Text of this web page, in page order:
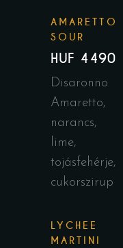
AMARETTO
SOUR
HUF 4490
Disaronno
Amaretto,
narancs,
lime,
tojásfehérje,
cukorszirup
LYCHEE
MARTINI